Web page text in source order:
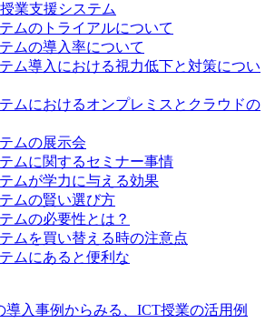
業支援システム
ムのトライアルについて
ムの導入率について
ム導入における視力低下と対策につい
ムにおけるオンプレミスとクラウドの
ムの展示会
ムに関するセミナー事情
ムが学力に与える効果
ムの賢い選び方
ムの必要性とは？
ムを買い替える時の注意点
ムにあると便利な
導入事例からみる、ICT授業の活用例